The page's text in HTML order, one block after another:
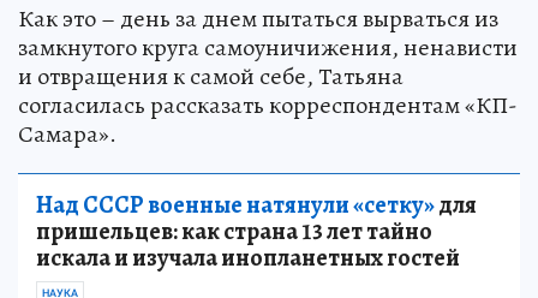
Как это – день за днем пытаться вырваться из
замкнутого круга самоуничижения, ненависти
и отвращения к самой себе, Татьяна
согласилась рассказать корреспондентам «КП-
Самара».
Над СССР военные натянули «сетку»для
пришельцев: как страна 13 лет тайно
искала и изучала инопланетных гостей
НАУКА